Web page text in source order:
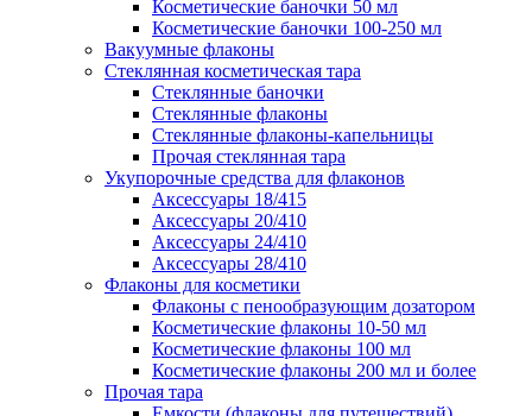
Косметические баночки 50 мл
Косметические баночки 100-250 мл
Вакуумные флаконы
Стеклянная косметическая тара
Стеклянные баночки
Стеклянные флаконы
Стеклянные флаконы-капельницы
Прочая стеклянная тара
Укупорочные средства для флаконов
Аксессуары 18/415
Аксессуары 20/410
Аксессуары 24/410
Аксессуары 28/410
Флаконы для косметики
Флаконы с пенообразующим дозатором
Косметические флаконы 10-50 мл
Косметические флаконы 100 мл
Косметические флаконы 200 мл и более
Прочая тара